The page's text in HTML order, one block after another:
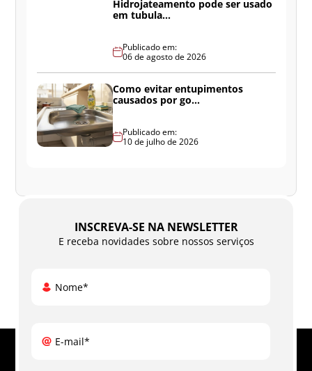
Hidrojateamento pode ser usado
em tubula...
Publicado em:
06 de agosto de 2026
Como evitar entupimentos
causados por go...
Publicado em:
10 de julho de 2026
INSCREVA-SE NA NEWSLETTER
E receba novidades sobre nossos serviços
Nome*
E-mail*